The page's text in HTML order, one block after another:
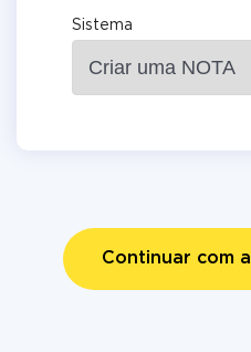
Sistema
Continuar com